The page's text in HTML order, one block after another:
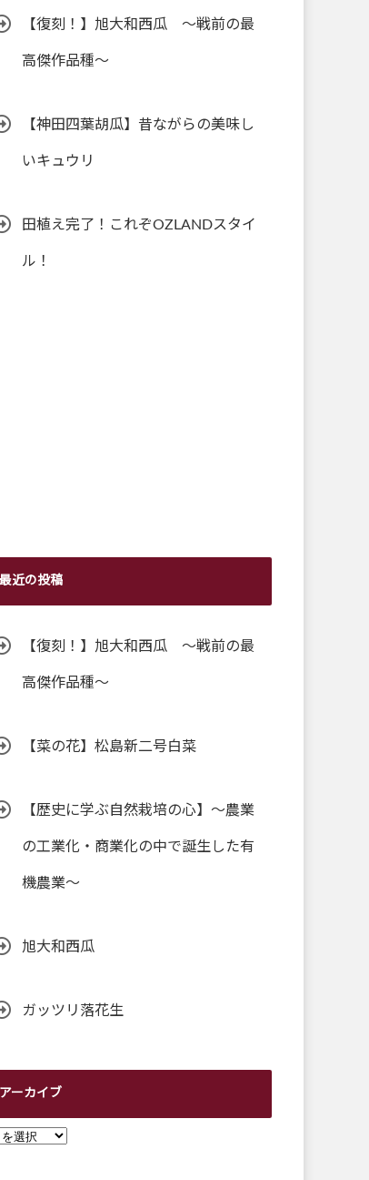
【復刻！】旭大和西瓜 ～戦前の最
高傑作品種～
【神田四葉胡瓜】昔ながらの美味し
いキュウリ
田植え完了！これぞOZLANDスタイ
ル！
最近の投稿
【復刻！】旭大和西瓜 ～戦前の最
高傑作品種～
【菜の花】松島新二号白菜
【歴史に学ぶ自然栽培の心】～農業
の工業化・商業化の中で誕生した有
機農業～
旭大和西瓜
ガッツリ落花生
アーカイブ